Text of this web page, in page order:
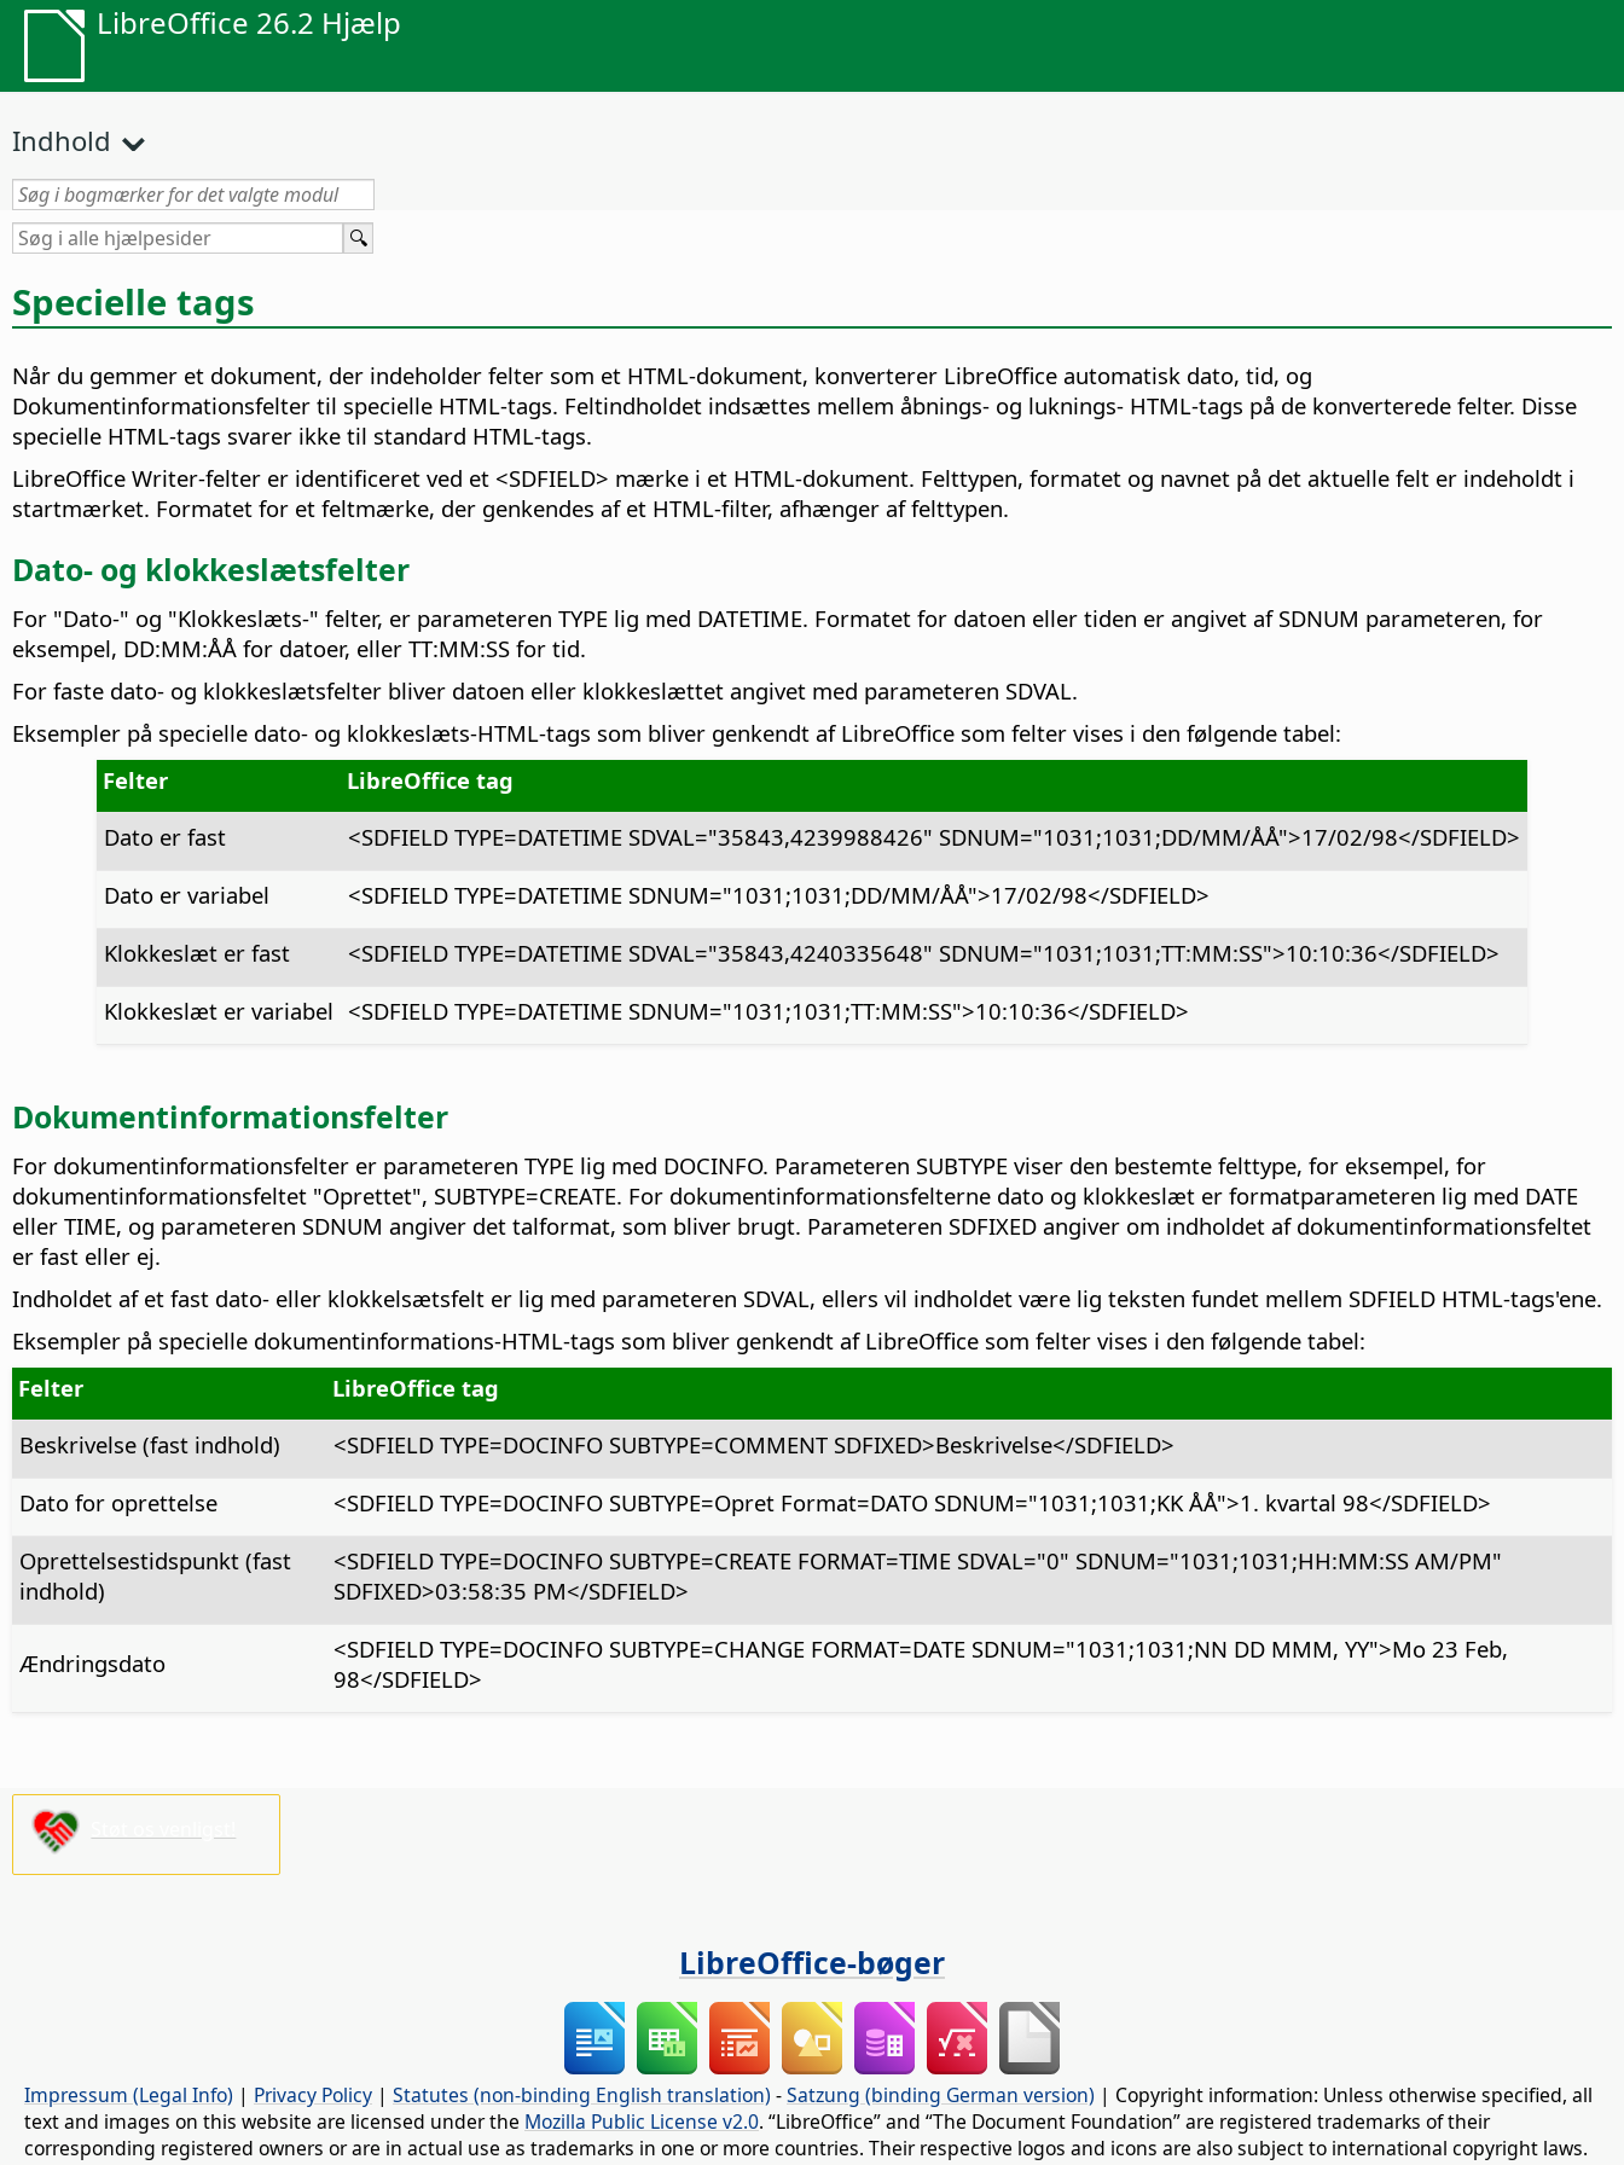
LibreOffice 26.2 Hjælp
Indhold
Specielle tags
Når du gemmer et dokument, der indeholder felter som et HTML-dokument, konverterer LibreOffice automatisk dato, tid, og
Dokumentinformationsfelter til specielle HTML-tags. Feltindholdet indsættes mellem åbnings- og luknings- HTML-tags på de konverterede felter. Disse
specielle HTML-tags svarer ikke til standard HTML-tags.
LibreOffice Writer-felter er identificeret ved et <SDFIELD> mærke i et HTML-dokument. Felttypen, formatet og navnet på det aktuelle felt er indeholdt i
startmærket. Formatet for et feltmærke, der genkendes af et HTML-filter, afhænger af felttypen.
Dato- og klokkeslætsfelter
For "Dato-" og "Klokkeslæts-" felter, er parameteren TYPE lig med DATETIME. Formatet for datoen eller tiden er angivet af SDNUM parameteren, for
eksempel, DD:MM:ÅÅ for datoer, eller TT:MM:SS for tid.
For faste dato- og klokkeslætsfelter bliver datoen eller klokkeslættet angivet med parameteren SDVAL.
Eksempler på specielle dato- og klokkeslæts-HTML-tags som bliver genkendt af LibreOffice som felter vises i den følgende tabel:
Felter
LibreOffice tag
Dato er fast
<SDFIELD TYPE=DATETIME SDVAL="35843,4239988426" SDNUM="1031;1031;DD/MM/ÅÅ">17/02/98</SDFIELD>
Dato er variabel
<SDFIELD TYPE=DATETIME SDNUM="1031;1031;DD/MM/ÅÅ">17/02/98</SDFIELD>
Klokkeslæt er fast
<SDFIELD TYPE=DATETIME SDVAL="35843,4240335648" SDNUM="1031;1031;TT:MM:SS">10:10:36</SDFIELD>
Klokkeslæt er variabel <SDFIELD TYPE=DATETIME SDNUM="1031;1031;TT:MM:SS">10:10:36</SDFIELD>
Dokumentinformationsfelter
For dokumentinformationsfelter er parameteren TYPE lig med DOCINFO. Parameteren SUBTYPE viser den bestemte felttype, for eksempel, for
dokumentinformationsfeltet "Oprettet", SUBTYPE=CREATE. For dokumentinformationsfelterne dato og klokkeslæt er formatparameteren lig med DATE
eller TIME, og parameteren SDNUM angiver det talformat, som bliver brugt. Parameteren SDFIXED angiver om indholdet af dokumentinformationsfeltet
er fast eller ej.
Indholdet af et fast dato- eller klokkelsætsfelt er lig med parameteren SDVAL, ellers vil indholdet være lig teksten fundet mellem SDFIELD HTML-tags'ene.
Eksempler på specielle dokumentinformations-HTML-tags som bliver genkendt af LibreOffice som felter vises i den følgende tabel:
Felter
LibreOffice tag
Beskrivelse (fast indhold)
<SDFIELD TYPE=DOCINFO SUBTYPE=COMMENT SDFIXED>Beskrivelse</SDFIELD>
Dato for oprettelse
<SDFIELD TYPE=DOCINFO SUBTYPE=Opret Format=DATO SDNUM="1031;1031;KK ÅÅ">1. kvartal 98</SDFIELD>
Oprettelsestidspunkt (fast
indhold)
<SDFIELD TYPE=DOCINFO SUBTYPE=CREATE FORMAT=TIME SDVAL="0" SDNUM="1031;1031;HH:MM:SS AM/PM"
SDFIXED>03:58:35 PM</SDFIELD>
Ændringsdato
<SDFIELD TYPE=DOCINFO SUBTYPE=CHANGE FORMAT=DATE SDNUM="1031;1031;NN DD MMM, YY">Mo 23 Feb,
98</SDFIELD>
LibreOffice-bøger
Impressum (Legal Info) | Privacy Policy | Statutes (non-binding English translation) -Satzung (binding German version) | Copyright information: Unless otherwise specified, all
text and images on this website are licensed under the Mozilla Public License v2.0. “LibreOffice” and “The Document Foundation” are registered trademarks of their
corresponding registered owners or are in actual use as trademarks in one or more countries. Their respective logos and icons are also subject to international copyright laws.